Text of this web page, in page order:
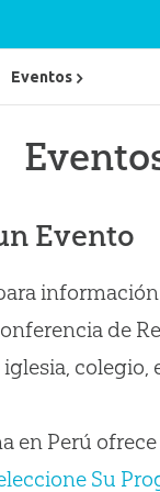
Evento
información
de
colegio,
en Perú
Su
Eventos